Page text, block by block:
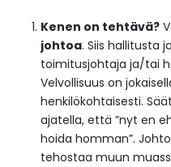
Kenen on tehtävä?
johtoa. Siis hallitusta
toimitusjohtaja ja/tai
Velvollisuus on
henkilökohtaisesti.
ajatella, että ”nyt en
hoida homman”.
tehostaa muun